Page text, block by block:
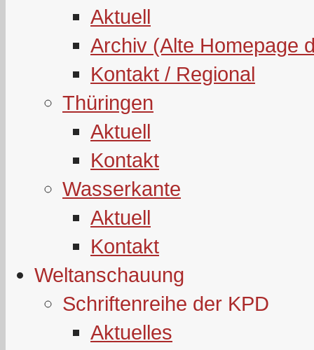
Aktuell
Archiv (Alte Homepage
Kontakt / Regional
Thüringen
Aktuell
Kontakt
Wasserkante
Aktuell
Kontakt
Weltanschauung
Schriftenreihe der KPD
Aktuelles